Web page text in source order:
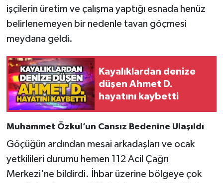
işçilerin üretim ve çalışma yaptığı esnada henüz
belirlenemeyen bir nedenle tavan göçmesi
meydana geldi.
Kayalıklardan denize
düşen Ahmet D.
hayatını kaybetti
Muhammet Özkul’un Cansız Bedenine Ulaşıldı
Göçüğün ardından mesai arkadaşları ve ocak
yetkilileri durumu hemen 112 Acil Çağrı
Merkezi'ne bildirdi. İhbar üzerine bölgeye çok
MAGAZİN
Politika
Resmi İlan
Röportaj
Sağlık
SİYASET